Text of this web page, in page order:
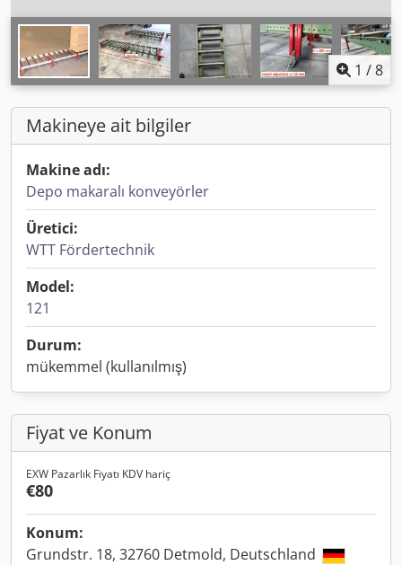
1 /8
Makineye ait bilgiler
Makine adı:
Depo makaralı konveyörler
Üretici:
WTT Fördertechnik
Model:
121
Durum:
mükemmel (kullanılmış)
Fiyat ve Konum
EXW Pazarlık Fiyatı KDV hariç
€80
Konum:
Grundstr. 18, 32760 Detmold, Deutschland